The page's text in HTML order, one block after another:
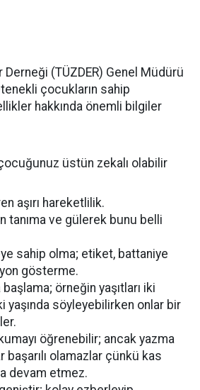
Derneği (TÜZDER) Genel Müdürü
çocukların sahip
hakkında önemli bilgiler
üstün zekalı olabilir
aşırı hareketlilik.
tanıma ve gülerek bunu belli
sahip olma; etiket, battaniye
gösterme.
örneğin yaşıtları iki
yaşında söyleyebilirken onlar bir
öğrenebilir; ancak yazma
başarılı olamazlar çünkü kas
devam etmez.